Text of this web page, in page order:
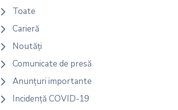
Toate
Carieră
Noutăți
Comunicate de presă
Anunțuri importante
Incidență COVID-19